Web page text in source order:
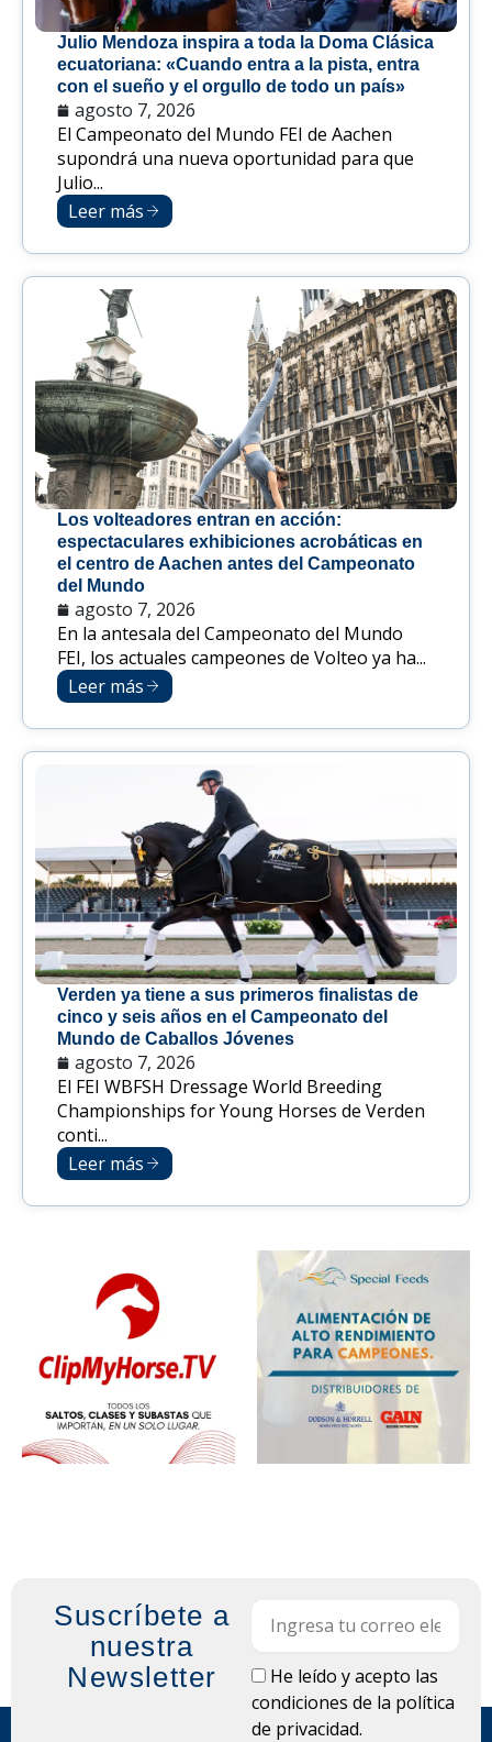
Julio Mendoza inspira a toda la Doma Clásica
ecuatoriana: «Cuando entra a la pista, entra
con el sueño y el orgullo de todo un país»
agosto 7, 2026
El Campeonato del Mundo FEI de Aachen
supondrá una nueva oportunidad para que
Julio...
Leer más
Los volteadores entran en acción:
espectaculares exhibiciones acrobáticas en
el centro de Aachen antes del Campeonato
del Mundo
agosto 7, 2026
En la antesala del Campeonato del Mundo
FEI, los actuales campeones de Volteo ya ha...
Leer más
Verden ya tiene a sus primeros finalistas de
cinco y seis años en el Campeonato del
Mundo de Caballos Jóvenes
agosto 7, 2026
El FEI WBFSH Dressage World Breeding
Championships for Young Horses de Verden
conti...
Leer más
Suscríbete a
nuestra
Newsletter
LOPDHe leído y acepto las
condiciones de la política
de privacidad.